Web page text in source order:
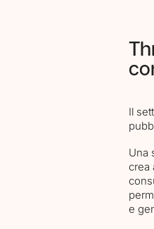
Il
Una
crea
e